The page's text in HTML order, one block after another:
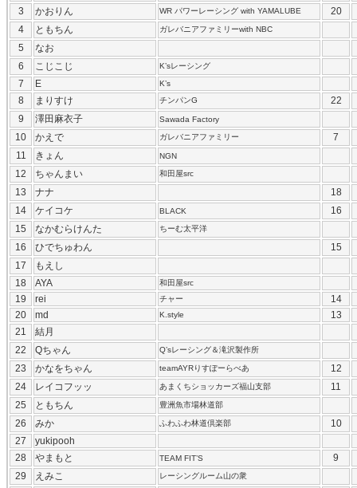
3 かおりん WR パワーレーシング with YAMALUBE
20
4
ともちん ガレバニアファミリーwith NBC
5
なお
6
こじこじ K’sレーシング
7 E K’s
8 まりすけ チンパンG
22
9
澤田麻衣子 Sawada Factory
10 かえで ガレバニアファミリー
7
11
きょん NGN
12 ちゃんまい 和田屋src
13 ナナ
18
14
ケイコケ BLACK
16
15
なかむらけんた ちーむ太平洋
16 ひでちゅわん
15
17
もえし
18
AYA 和田屋src
19 rei チャー
14
20
md K.style
13
21
結月
22
Qちゃん Q’sレーシング＆滝沢製作所
23 かなをちゃん teamAYRりすぽーらべあ
12
24
レイコフッッ あまくちショッカーズ福山支部
11
25
ともちん 豊洲魚市場林道部
26 みか ふわふわ林道倶楽部
10
27
yukipooh
28
やまもと TEAM FIT’S
9
29
えみこ レーシングルーム山の衆